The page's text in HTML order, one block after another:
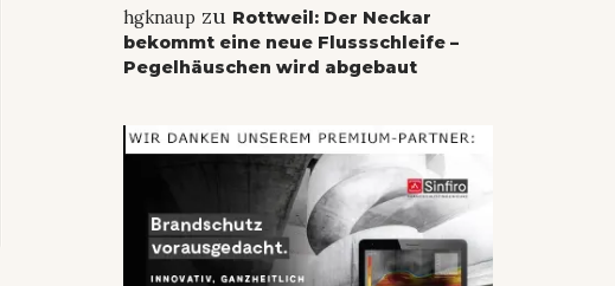
hgknaupzu Rottweil: Der Neckar
bekommt eine neue Flussschleife –
Pegelhäuschen wird abgebaut